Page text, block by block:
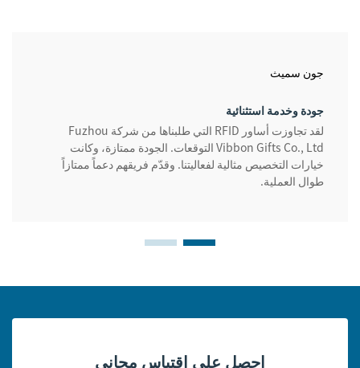
جون سميث
جودة وخدمة استثنائية
لقد تجاوزت أساور RFID التي طلبناها من شركة Fuzhou
Vibbon Gifts Co., Ltd التوقعات. الجودة ممتازة، وكانت
خيارات التخصيص مثالية لفعاليتنا. وقدّم فريقهم دعماً ممتازاً
طوال العملية.
احصل على اقتباس مجاني